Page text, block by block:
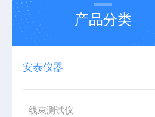
产品分类
安泰仪器
线束测试仪